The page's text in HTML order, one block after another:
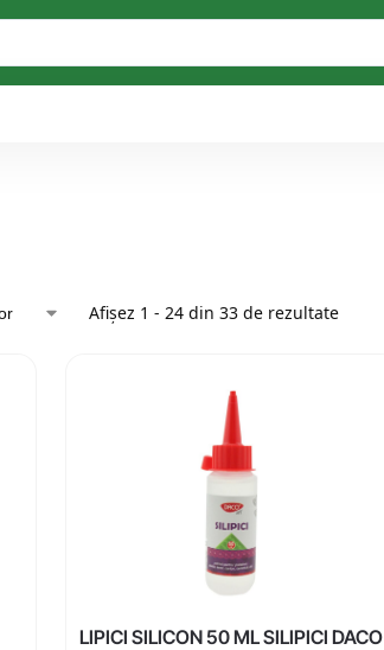
Afișez 1 - 24 din 33 de rezultate
LIPICI SILICON 50 ML SILIPICI DACO